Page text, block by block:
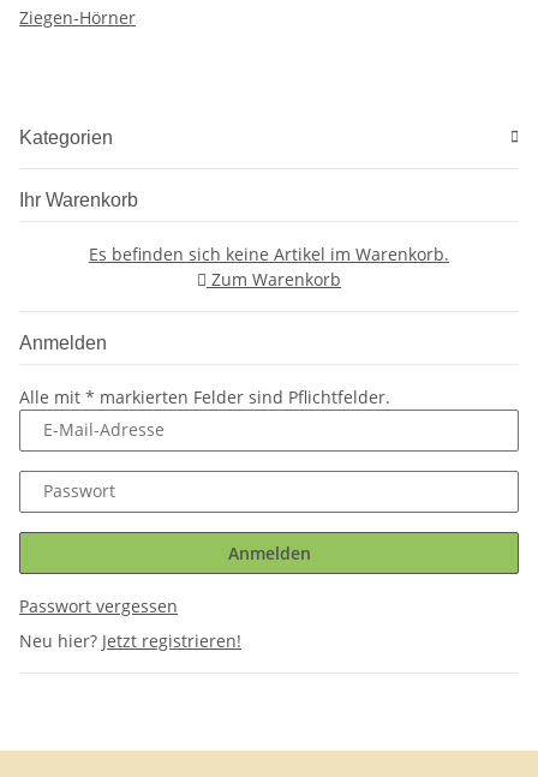
Ziegen-Hörner
Kategorien
Ihr Warenkorb
Es befinden sich keine Artikel im Warenkorb.
Zum Warenkorb
Anmelden
Alle mit * markierten Felder sind Pflichtfelder.
E-Mail-Adresse
Passwort
Anmelden
Passwort vergessen
Neu hier? Jetzt registrieren!